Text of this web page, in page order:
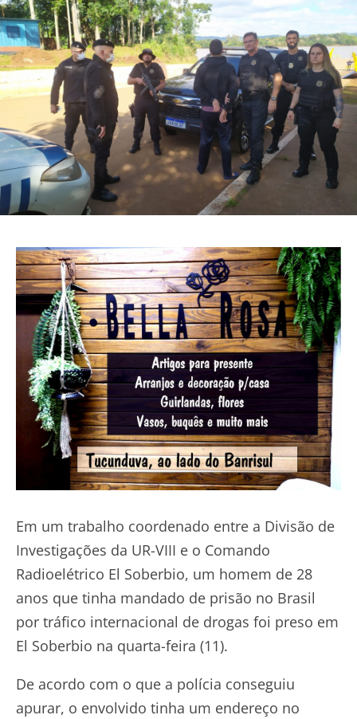
Em um trabalho coordenado entre a Divisão de
Investigações da UR-VIII e o Comando
Radioelétrico El Soberbio, um homem de 28
anos que tinha mandado de prisão no Brasil
por tráfico internacional de drogas foi preso em
El Soberbio na quarta-feira (11).
De acordo com o que a polícia conseguiu
apurar, o envolvido tinha um endereço no